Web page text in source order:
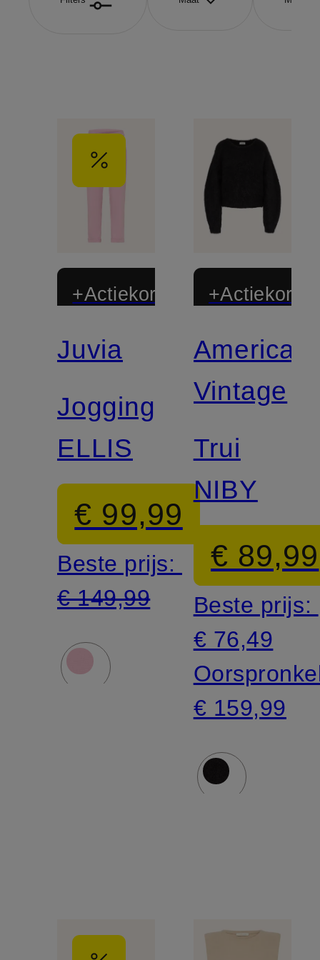
+Actiekorting
Juvia
Joggingbroek
ELLIS
€ 99,99
Beste prijs:
€ 149,99
American
Vintage
Trui
NIBY
€ 89,99
Beste prijs:
€ 76,49
€ 159,99